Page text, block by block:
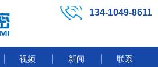
134-1049-8611
视频 新闻 联系